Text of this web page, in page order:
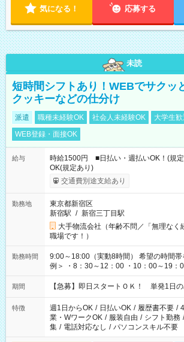
気になる！ 応募する
未読
短時間シフトあり！WEBでサクッ
クッキーなどの仕分け
派遣 職種未経験OK 社会人未経験OK 大学生歓
WEB登録・面接OK
給与
時給1500円 ■日払い・週払いOK！(規
OK(規定あり)
交通費別途支給あり
勤務地
東京都新宿区
新宿駅 / 新宿三丁目駅
大手物流会社（年齢不問／「無理なく
職場です！）
勤務時間
9:00～18:00（実動8時間） 希望の時間帯を選べます！ ＜シフト
例＞ ・8：30～12：00 ・10：00～19：
・13：00～22：00 ・22：00～翌6：00
期間 【急募】即日スタートＯＫ！ 単発1日の
特徴 週1日からOK / 日払いOK / 履歴書不要 /
業・WワークOK / 服装自由 / シフト勤務 /
集 / 電話対応なし / パソコンスキル不要